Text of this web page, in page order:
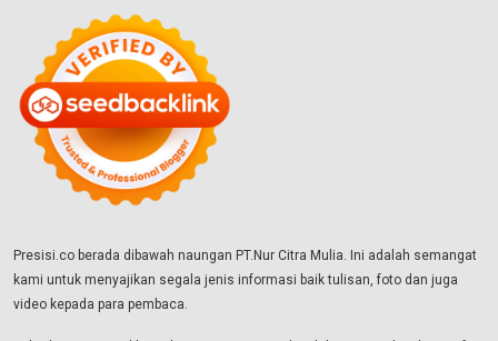
Presisi.co berada dibawah naungan PT.Nur Citra Mulia. Ini adalah semangat
kami untuk menyajikan segala jenis informasi baik tulisan, foto dan juga
video kepada para pembaca.